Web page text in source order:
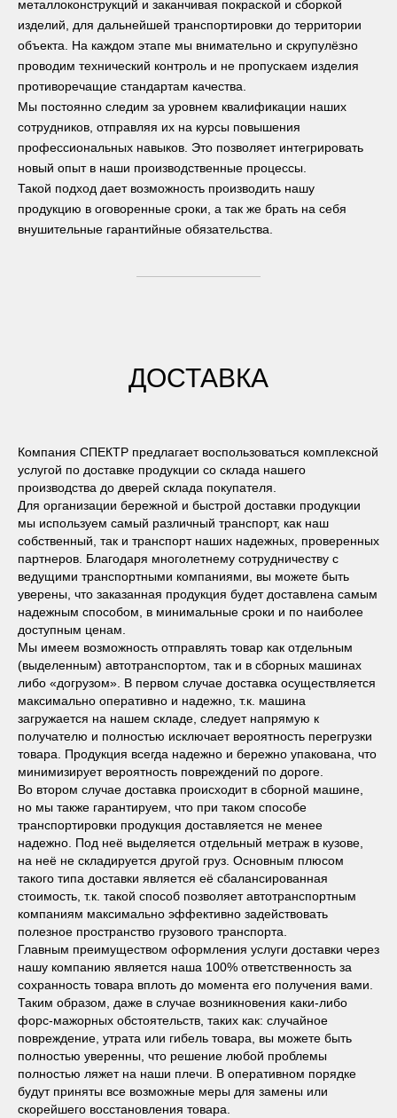
металлоконструкций и заканчивая покраской и сборкой
изделий, для дальнейшей транспортировки до территории
объекта. На каждом этапе мы внимательно и скрупулёзно
проводим технический контроль и не пропускаем изделия
противоречащие стандартам качества.
Мы постоянно следим за уровнем квалификации наших
сотрудников, отправляя их на курсы повышения
профессиональных навыков. Это позволяет интегрировать
новый опыт в наши производственные процессы.
Такой подход дает возможность производить нашу
продукцию в оговоренные сроки, а так же брать на себя
внушительные гарантийные обязательства.
ДОСТАВКА
Компания СПЕКТР предлагает воспользоваться комплексной
услугой по доставке продукции со склада нашего
производства до дверей склада покупателя.
Для организации бережной и быстрой доставки продукции
мы используем самый различный транспорт, как наш
собственный, так и транспорт наших надежных, проверенных
партнеров. Благодаря многолетнему сотрудничеству с
ведущими транспортными компаниями, вы можете быть
уверены, что заказанная продукция будет доставлена самым
надежным способом, в минимальные сроки и по наиболее
доступным ценам.
Мы имеем возможность отправлять товар как отдельным
(выделенным) автотранспортом, так и в сборных машинах
либо «догрузом». В первом случае доставка осуществляется
максимально оперативно и надежно, т.к. машина
загружается на нашем складе, следует напрямую к
получателю и полностью исключает вероятность перегрузки
товара. Продукция всегда надежно и бережно упакована, что
минимизирует вероятность повреждений по дороге.
Во втором случае доставка происходит в сборной машине,
но мы также гарантируем, что при таком способе
транспортировки продукция доставляется не менее
надежно. Под неё выделяется отдельный метраж в кузове,
на неё не складируется другой груз. Основным плюсом
такого типа доставки является её сбалансированная
стоимость, т.к. такой способ позволяет автотранспортным
компаниям максимально эффективно задействовать
полезное пространство грузового транспорта.
Главным преимуществом оформления услуги доставки через
нашу компанию является наша 100% ответственность за
сохранность товара вплоть до момента его получения вами.
Таким образом, даже в случае возникновения каки-либо
форс-мажорных обстоятельств, таких как: случайное
повреждение, утрата или гибель товара, вы можете быть
полностью уверенны, что решение любой проблемы
полностью ляжет на наши плечи. В оперативном порядке
будут приняты все возможные меры для замены или
скорейшего восстановления товара.